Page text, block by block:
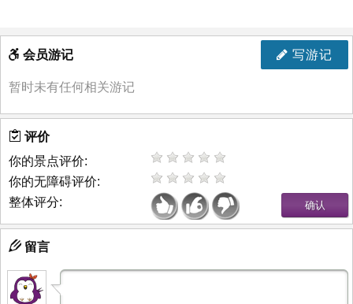
写游记
会员游记
暂时未有任何相关游记
评价
你的景点评价:
你的无障碍评价:
整体评分:
留言